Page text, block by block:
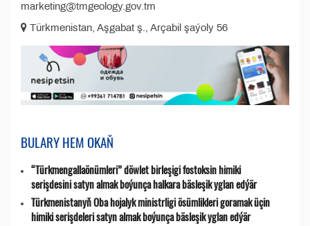
marketing@tmgeology.gov.tm
Türkmenistan, Aşgabat ş., Arçabil şaýoly 56
BULARY HEM OKAŇ
“Türkmengallaönümleri” döwlet birleşigi fostoksin himiki
serişdesini satyn almak boýunça halkara bäsleşik yglan edýär
Türkmenistanyň Oba hojalyk ministrligi ösümlikleri goramak üçin
himiki serişdeleri satyn almak boýunça bäsleşik yglan edýär